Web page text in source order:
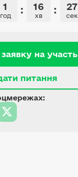
1
год : 16
хв : 26
сек
на участь
питання